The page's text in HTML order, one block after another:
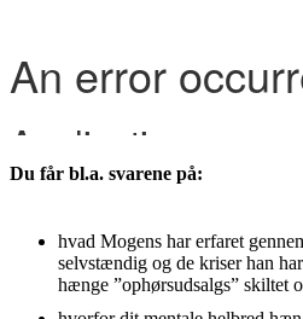
Du får bl.a. svarene på:
hvad Mogens har erfaret
selvstændig og de kriser han
hænge ”ophørsudsalgs” skiltet